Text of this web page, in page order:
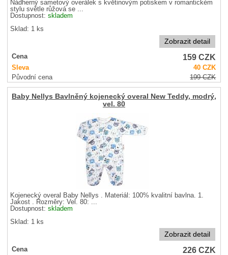
Nádherný sametový overálek s květinovým potiskem v romantickém
stylu světle růžová se ...
Dostupnost:skladem
Sklad: 1 ks
Zobrazit detail
Cena 159CZK
Sleva 40CZK
Původní cena
199CZK
Baby Nellys Bavlněný kojenecký overal New Teddy, modrý,
vel. 80
Kojenecký overal Baby Nellys . Materiál: 100% kvalitní bavlna. 1.
Jakost . Rozměry: Vel. 80: ...
Dostupnost:skladem
Sklad: 1 ks
Zobrazit detail
Cena 226CZK